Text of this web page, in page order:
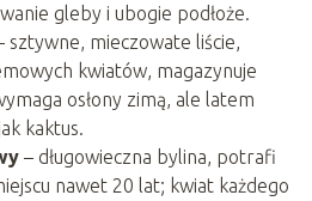
gleby i ubogie podłoże.
sztywne, mieczowate liście,
kwiatów, magazynuje
osłony zimą, ale latem
kaktus.
– długowieczna bylina, potrafi
nawet 20 lat; kwiat każdego